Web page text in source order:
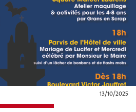
13/10/2025